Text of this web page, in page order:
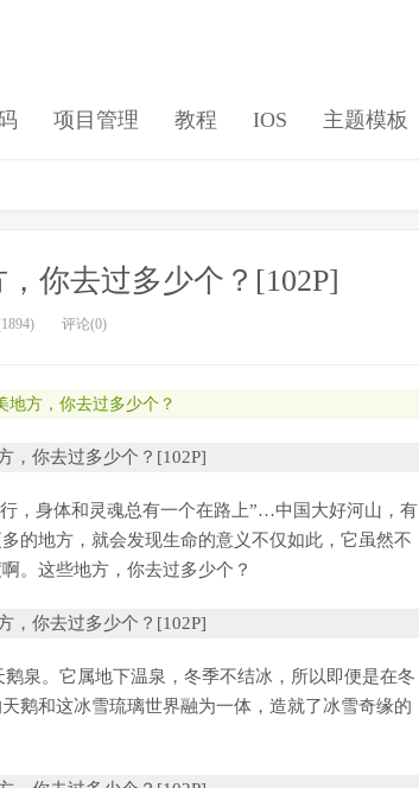
项目管理 教程 IOS 主题模板
你去过多少个？[102P]
评论(0)
地方，你去过多少个？
，身体和灵魂总有一个在路上”…中国大好河山，有
的地方，就会发现生命的意义不仅如此，它虽然不
。这些地方，你去过多少个？
泉。它属地下温泉，冬季不结冰，所以即便是在冬
鹅和这冰雪琉璃世界融为一体，造就了冰雪奇缘的